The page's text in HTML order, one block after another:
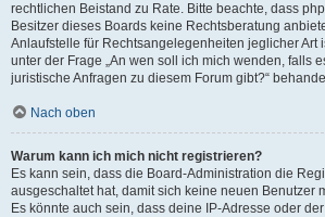
rechtlichen Beistand zu Rate. Bitte beachte, dass
Besitzer dieses Boards keine Rechtsberatung
Anlaufstelle für Rechtsangelegenheiten jeglicher Art
unter der Frage „An wen soll ich mich wenden, falls
juristische Anfragen zu diesem Forum gibt?“
Nach oben
Warum kann ich mich nicht registrieren?
Es kann sein, dass die Board-Administration die
ausgeschaltet hat, damit sich keine neuen Benutzer
Es könnte auch sein, dass deine IP-Adresse oder